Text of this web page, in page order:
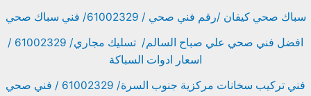
سباك صحي كيفان /رقم فني صحي / 61002329/ فني سباك صحي
افضل فني صحي علي صباح السالم/ تسليك مجاري/ 61002329 /
اسعار ادوات السباكة
فني تركيب سخانات مركزية جنوب السرة/ 61002329 / فني صحي